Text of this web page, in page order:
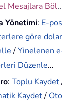
Mesajlara Böl
Yönetimi: E-
göre
/Yinelenen
Düzenle...
:Toplu Kaydet
Kaydet/